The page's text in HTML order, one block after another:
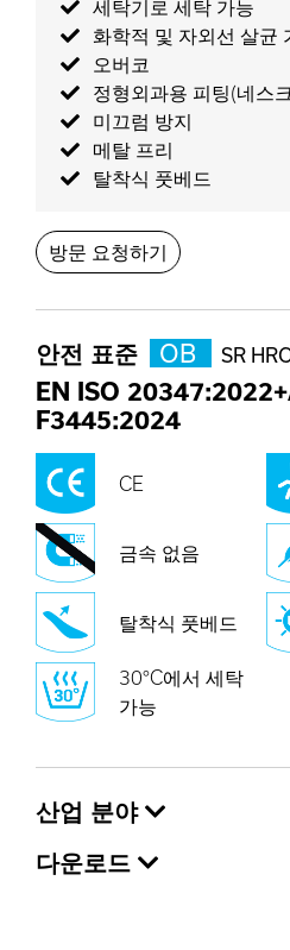
세탁기로 세탁 가능
화학적 및 자외선 살균
오버코
정형외과용 피팅(네스
미끄럼 방지
메탈 프리
탈착식 풋베드
방문 요청하기
안전 표준 OB SR
EN ISO
F3445:2024
CE
금속 없음
탈착식 풋베드
30°C에서 세탁
가능
산업 분야
다운로드